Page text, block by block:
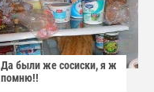
Да были же сосиски, я ж
помню!!